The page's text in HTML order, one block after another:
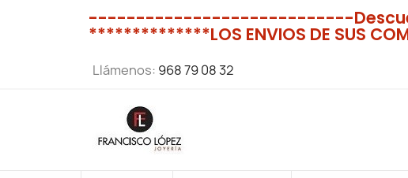
----------------------------
**************LOS ENVIOS DE SUS
Llámenos: 968 79 08 32